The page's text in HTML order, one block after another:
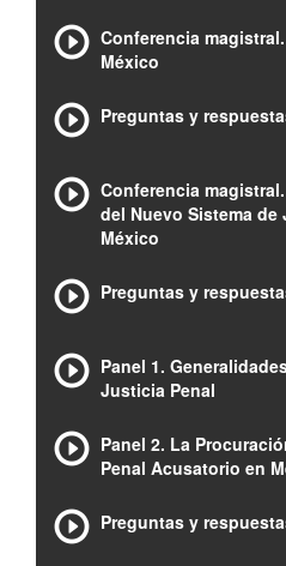
Conferencia
México
Preguntas y
Conferencia
del Nuevo Sistema de
México
Preguntas y
Panel 1.
Justicia Penal
Panel 2. La
Penal Acusatorio en
Preguntas y